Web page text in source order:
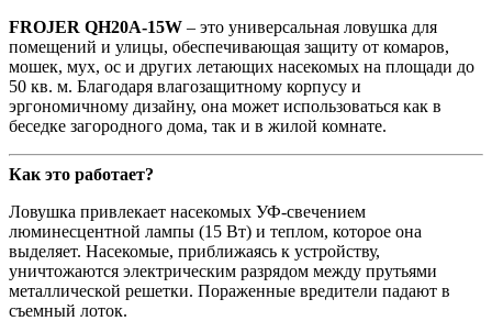
FROJER QH20A-15W – это универсальная ловушка для
помещений и улицы, обеспечивающая защиту от комаров,
мошек, мух, ос и других летающих насекомых на площади до
50 кв. м. Благодаря влагозащитному корпусу и
эргономичному дизайну, она может использоваться как в
беседке загородного дома, так и в жилой комнате.
Как это работает?
Ловушка привлекает насекомых УФ-свечением
люминесцентной лампы (15 Вт) и теплом, которое она
выделяет. Насекомые, приближаясь к устройству,
уничтожаются электрическим разрядом между прутьями
металлической решетки. Пораженные вредители падают в
съемный лоток.